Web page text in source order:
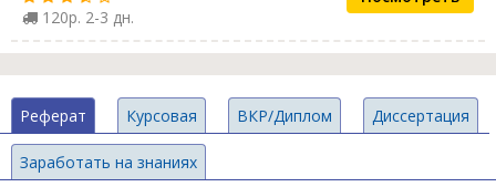
120р. 2-3 дн.
Реферат Курсовая ВКР/Диплом Диссертация
Заработать на знаниях